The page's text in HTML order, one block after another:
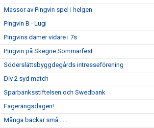
Massor av Pingvin spel i helgen
Pingvin B - Lugi
Pingvins damer vidare i 7s
Pingvin på Skegrie Sommarfest
Söderslättsbyggdegårds intresseförening
Div 2 syd match
Sparbanksstiftelsen och Swedbank
Fagerängsdagen!
Många bäckar små . . .